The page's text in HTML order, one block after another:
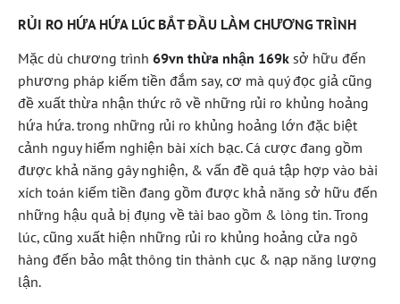
RỦI RO HỨA HỨA LÚC BẮT ĐẦU LÀM CHƯƠNG TRÌNH
Mặc dù chương trình 69vn thừa nhận 169k sở hữu đến
phương pháp kiếm tiền đắm say, cơ mà quý đọc giả cũng
đề xuất thừa nhận thức rõ về những rủi ro khủng hoảng
hứa hứa. trong những rủi ro khủng hoảng lớn đặc biệt
cảnh nguy hiểm nghiện bài xích bạc. Cá cược đang gồm
được khả năng gây nghiện, & vấn đề quá tập hợp vào bài
xích toán kiếm tiền đang gồm được khả năng sở hữu đến
những hậu quả bị đụng về tài bao gồm & lòng tin. Trong
lúc, cũng xuất hiện những rủi ro khủng hoảng cửa ngõ
hàng đến bảo mật thông tin thành cục & nạp năng lượng
lận.